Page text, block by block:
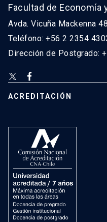
Facultad de Economía
Avda. Vicuña Mackenna
Teléfono: +56 2 2354
Dirección de Postgrado:
ACREDITACIÓN